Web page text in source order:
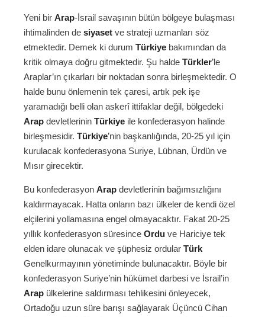
Yeni bir Arap-İsrail savaşının bütün bölgeye bulaşması
ihtimalinden de siyaset ve strateji uzmanları söz
etmektedir. Demek ki durum Türkiye bakımından da
kritik olmaya doğru gitmektedir. Şu halde Türkler’le
Araplar’ın çıkarları bir noktadan sonra birleşmektedir. O
halde bunu önlemenin tek çaresi, artık pek işe
yaramadığı belli olan askerî ittifaklar değil, bölgedeki
Arap devletlerinin Türkiye ile konfederasyon halinde
birleşmesidir. Türkiye’nin başkanlığında, 20-25 yıl için
kurulacak konfederasyona Suriye, Lübnan, Ürdün ve
Mısır girecektir.
Bu konfederasyon Arap devletlerinin bağımsızlığını
kaldırmayacak. Hatta onların bazı ülkeler de kendi özel
elçilerini yollamasına engel olmayacaktır. Fakat 20-25
yıllık konfederasyon süresince Ordu ve Hariciye tek
elden idare olunacak ve şüphesiz ordular Türk
Genelkurmayının yönetiminde bulunacaktır. Böyle bir
konfederasyon Suriye’nin hükümet darbesi ve İsrail’in
Arap ülkelerine saldırması tehlikesini önleyecek,
Ortadoğu uzun süre barışı sağlayarak Üçüncü Cihan